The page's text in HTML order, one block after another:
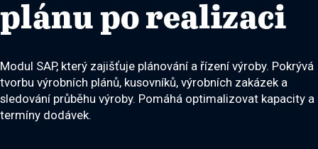
plánu po realizaci
Modul SAP, který zajišťuje plánování a řízení výroby. Pokrývá
tvorbu výrobních plánů, kusovníků, výrobních zakázek a
sledování průběhu výroby. Pomáhá optimalizovat kapacity a
termíny dodávek.